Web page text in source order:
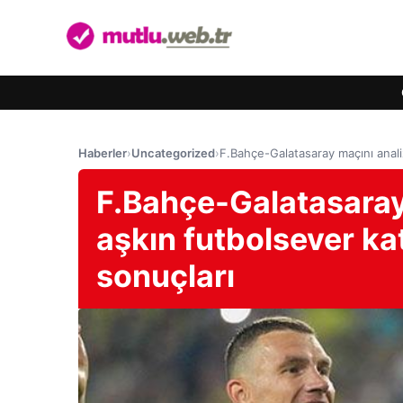
Haberler›Uncategorized›F.Bahçe-Galatasaray maçını
F.Bahçe-
aşkın futbolsever
sonuçları